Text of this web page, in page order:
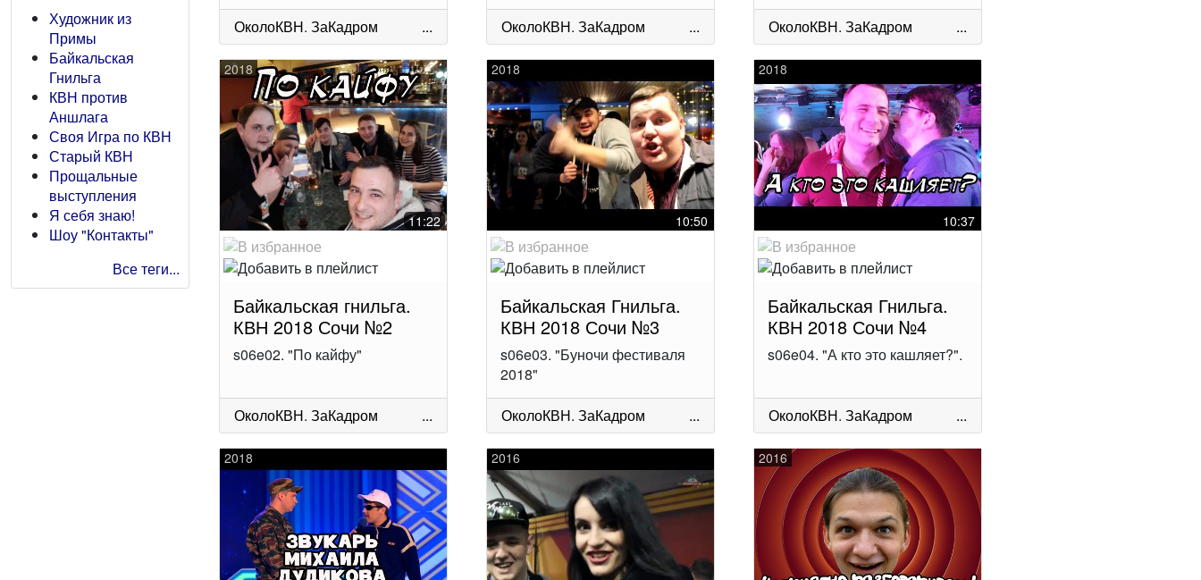
Художник из
Примы
Байкальская
Гнильга
КВН против
Аншлага
Своя Игра по КВН
Старый КВН
Прощальные
выступления
Я себя знаю!
Шоу "Контакты"
Все теги...
ОколоКВН.ЗаКадром ... ОколоКВН. ЗаКадром ... ОколоКВН. ЗаКадром ...
2018
11:22
Байкальская гнильга.
КВН 2018 Сочи №2
s06e02. "По кайфу"
ОколоКВН.ЗаКадром ...
2018
10:50
Байкальская Гнильга.
КВН 2018 Сочи №3
s06e03. "Буночи фестиваля
2018"
ОколоКВН. ЗаКадром ...
2018
10:37
Байкальская Гнильга.
КВН 2018 Сочи №4
s06e04. "А кто это кашляет?".
ОколоКВН. ЗаКадром ...
2018 2016 2016